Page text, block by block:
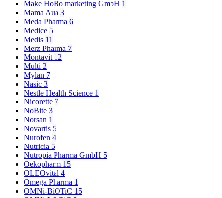
Make HoBo marketing GmbH 1
Mama Aua 3
Meda Pharma 6
Medice 5
Medis 11
Merz Pharma 7
Montavit 12
Multi 2
Mylan 7
Nasic 3
Nestle Health Science 1
Nicorette 7
NoBite 3
Norsan 1
Novartis 5
Nurofen 4
Nutricia 5
Nutropia Pharma GmbH 5
Oekopharm 15
OLEOvital 4
Omega Pharma 1
OMNi-BiOTiC 15